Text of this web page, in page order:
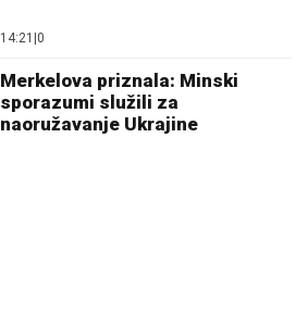
14:21 0
Merkelova priznala: Minski
sporazumi služili za
naoružavanje Ukrajine